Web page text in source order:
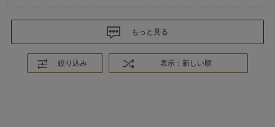
もっと見る
絞り込み 表示：新しい順